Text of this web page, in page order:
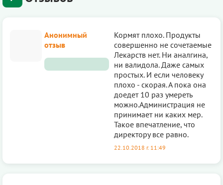
Анонимный
отзыв
Кормят плохо. Продукты
совершенно не сочетаемые
Лекарств нет. Ни аналгина,
ни валидола. Даже самых
простых. И если человеку
плохо - скорая. А пока она
доедет 10 раз умереть
можно.Администрация не
принимает ни каких мер.
Такое впечатление, что
директору все равно.
22.10.2018 г. 11:49